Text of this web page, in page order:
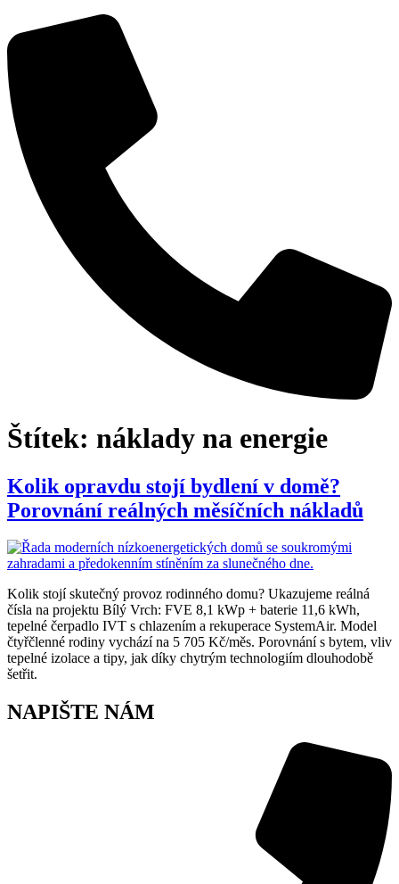
Štítek: náklady na energie
Kolik opravdu stojí bydlení v domě?
Porovnání reálných měsíčních nákladů
Kolik stojí skutečný provoz rodinného domu? Ukazujeme reálná
čísla na projektu Bílý Vrch: FVE 8,1 kWp + baterie 11,6 kWh,
tepelné čerpadlo IVT s chlazením a rekuperace SystemAir. Model
čtyřčlenné rodiny vychází na 5 705 Kč/měs. Porovnání s bytem, vliv
tepelné izolace a tipy, jak díky chytrým technologiím dlouhodobě
šetřit.
NAPIŠTE NÁM